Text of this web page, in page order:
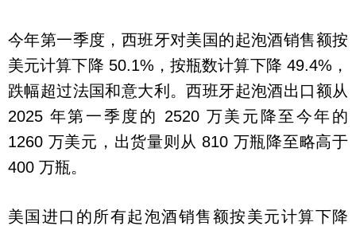
今年第一季度，西班牙对美国的起泡酒销售额按
美元计算下降 50.1%，按瓶数计算下降 49.4%，
跌幅超过法国和意大利。西班牙起泡酒出口额从
2025 年第一季度的 2520 万美元降至今年的
1260 万美元，出货量则从 810 万瓶降至略高于
400 万瓶。
美国进口的所有起泡酒销售额按美元计算下降